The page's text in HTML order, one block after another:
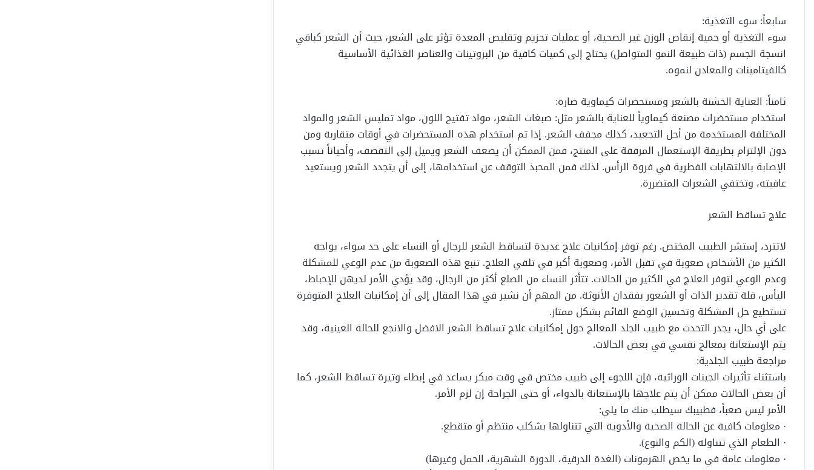
سابعاً: سوء التغذية:
سوء التغذية أو حمية إنقاص الوزن غير الصحية، أو عمليات تحزيم وتقليص المعدة تؤثر على الشعر، حيث أن الشعر كباقي
انسجة الجسم (ذات طبيعة النمو المتواصل) يحتاج إلى كميات كافية من البروتينات والعناصر الغذائية الأساسية
كالفيتامينات والمعادن لنموه.
ثامناً: العناية الخشنة بالشعر ومستحضرات كيماوية ضارة:
استخدام مستحضرات مصنعة كيماوياً للعناية بالشعر مثل: صبغات الشعر، مواد تفتيح اللون، مواد تمليس الشعر والمواد
المختلفة المستخدمة من أجل التجعيد، كذلك مجفف الشعر. إذا تم استخدام هذه المستحضرات في أوقات متقاربة ومن
دون الإلتزام بطريقة الإستعمال المرفقة على المنتج، فمن الممكن أن يضعف الشعر ويميل إلى التقصف، وأحياناً تسبب
الإصابة بالالتهابات الفطرية في فروة الرأس. لذلك فمن المحبذ التوقف عن استخدامها، إلى أن يتجدد الشعر ويستعيد
عافيته، وتختفي الشعرات المتضررة.
علاج تساقط الشعر
لاتترد، إستشر الطبيب المختص. رغم توفر إمكانيات علاج عديدة لتساقط الشعر للرجال أو النساء على حد سواء، يواجه
الكثير من الأشخاص صعوبة في تقبل الأمر، وصعوبة أكبر في تلقي العلاج. تنبع هذه الصعوبة من عدم الوعي للمشكلة
وعدم الوعي لتوفر العلاج في الكثير من الحالات. تتأثر النساء من الصلع أكثر من الرجال، وقد يؤدي الأمر لديهن للإحباط،
اليأس، قلة تقدير الذات أو الشعور بفقدان الأنوثة. من المهم أن نشير في هذا المقال إلى أن إمكانيات العلاج المتوفرة
تستطيع حل المشكلة وتحسين الوضع القائم بشكل ممتاز.
على أي حال، يجدر التحدث مع طبيب الجلد المعالج حول إمكانيات علاج تساقط الشعر الافضل والانجع للحالة العينية، وقد
يتم الإستعانة بمعالج نفسي في بعض الحالات.
مراجعة طبيب الجلدية:
باستثناء تأثيرات الجينات الوراثية، فإن اللجوء إلى طبيب مختص في وقت مبكر يساعد في إبطاء وتيرة تساقط الشعر، كما
أن بعض الحالات ممكن أن يتم علاجها بالإستعانة بالدواء، أو حتى الجراحة إن لزم الأمر.
الأمر ليس صعباً، فطبيبك سيطلب منك ما يلي:
· معلومات كافية عن الحالة الصحية والأدوية التي تتناولها بشكلب منتظم أو متقطع.
· الطعام الذي تتناوله (الكم والنوع).
· معلومات عامة في ما يخص الهرمونات (الغدة الدرقية، الدورة الشهرية، الحمل وغيرها)